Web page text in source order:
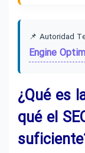
📌 Autoridad
Engine
¿Qué es
qué el